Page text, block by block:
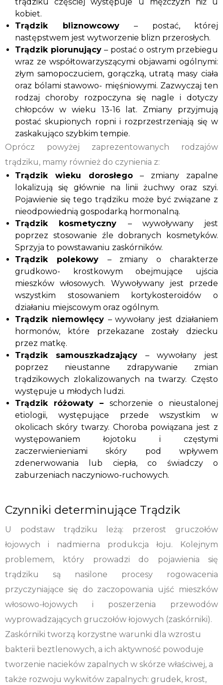
trądziku częściej występuje u mężczyzn niż u
kobiet.
Trądzik bliznowcowy – postać, której
następstwem jest wytworzenie blizn przerosłych.
Trądzik piorunujący – postać o ostrym przebiegu
wraz ze współtowarzyszącymi objawami ogólnymi:
złym samopoczuciem, gorączką, utratą masy ciała
oraz bólami stawowo- mięśniowymi. Zazwyczaj ten
rodzaj choroby rozpoczyna się nagle i dotyczy
chłopców w wieku 13-16 lat. Zmiany przyjmują
postać skupionych ropni i rozprzestrzeniają się w
zaskakująco szybkim tempie.
Oprócz powyżej zaprezentowanych rodzajów
trądziku, mamy również do czynienia z:
Trądzik wieku dorosłego– zmiany zapalne
lokalizują się głównie na linii żuchwy oraz szyi.
Pojawienie się tego trądziku może być związane z
nieodpowiednią gospodarką hormonalną.
Trądzik kosmetyczny – wywoływany jest
poprzez stosowanie źle dobranych kosmetyków.
Sprzyja to powstawaniu zaskórników.
Trądzik polekowy – zmiany o charakterze
grudkowo- krostkowym obejmujące ujścia
mieszków włosowych. Wywoływany jest przede
wszystkim stosowaniem kortykosteroidów o
działaniu miejscowym oraz ogólnym.
Trądzik niemowlęcy – wywołany jest działaniem
hormonów, które przekazane zostały dziecku
przez matkę.
Trądzik samouszkadzający – wywołany jest
poprzez nieustanne zdrapywanie zmian
trądzikowych zlokalizowanych na twarzy. Często
występuje u młodych ludzi.
Trądzik różowaty – schorzenie o nieustalonej
etiologii, występujące przede wszystkim w
okolicach skóry twarzy. Choroba powiązana jest z
występowaniem łojotoku i częstymi
zaczerwienieniami skóry pod wpływem
zdenerwowania lub ciepła, co świadczy o
zaburzeniach naczyniowo-ruchowych.
Czynniki determinujące Trądzik
U podstaw trądziku leżą: przerost gruczołów
łojowych i nadmierna produkcja łoju. Kolejnym
problemem, który prowadzi do pojawienia się
trądziku są nasilone procesy rogowacenia
przyczyniające się do zaczopowania ujść mieszków
włosowo-łojowych i poszerzenia przewodów
wyprowadzających gruczołów łojowych (zaskórniki).
Zaskórniki tworzą korzystne warunki dla wzrostu
bakterii beztlenowych, a ich aktywność powoduje
tworzenie nacieków zapalnych w skórze właściwej, a
także rozwoju wykwitów zapalnych: grudek, krost,